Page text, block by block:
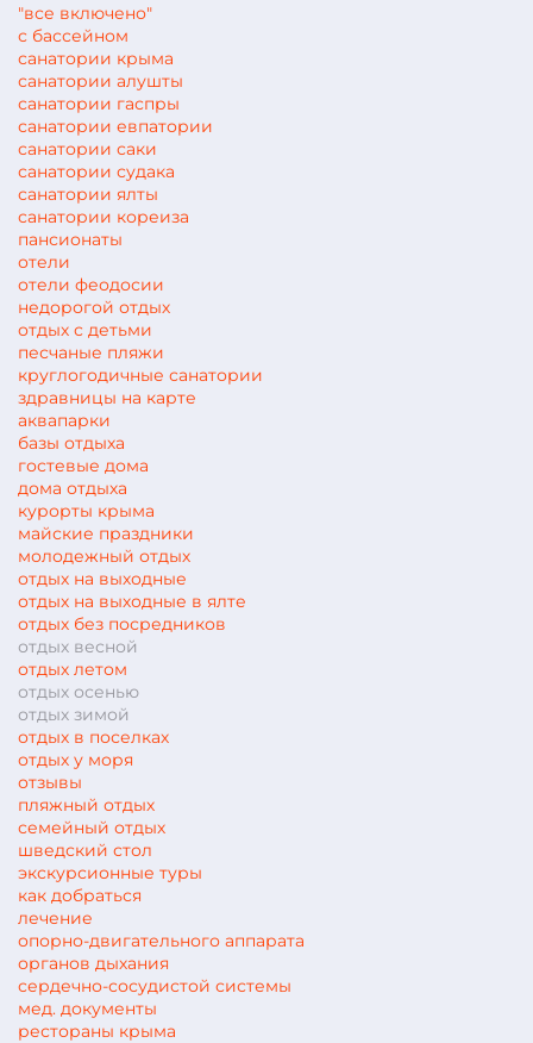
"все включено"
с бассейном
санатории крыма
санатории алушты
санатории гаспры
санатории евпатории
санатории саки
санатории судака
санатории ялты
санатории кореиза
пансионаты
отели
отели феодосии
недорогой отдых
отдых с детьми
песчаные пляжи
круглогодичные санатории
здравницы на карте
аквапарки
базы отдыха
гостевые дома
дома отдыха
курорты крыма
майские праздники
молодежный отдых
отдых на выходные
отдых на выходные в ялте
отдых без посредников
отдых весной
отдых летом
отдых осенью
отдых зимой
отдых в поселках
отдых у моря
отзывы
пляжный отдых
семейный отдых
шведский стол
экскурсионные туры
как добраться
лечение
опорно-двигательного аппарата
органов дыхания
сердечно-сосудистой системы
мед. документы
рестораны крыма